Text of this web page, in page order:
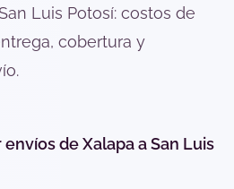
Luis Potosí: costos de
cobertura y
de Xalapa a San Luis